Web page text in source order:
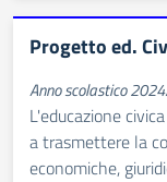
Progetto ed.
Anno scolastico
L'educazione
a trasmettere la
economiche,